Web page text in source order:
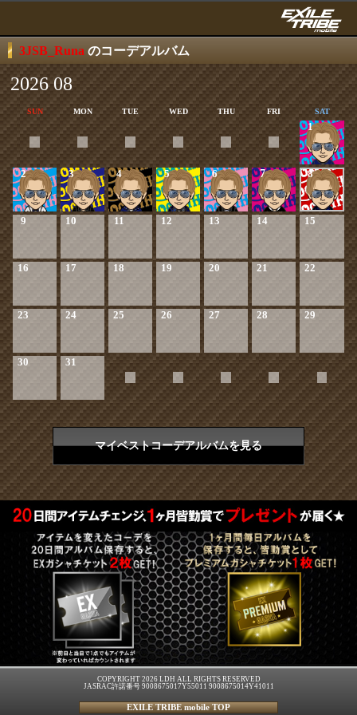
3JSB_Runa のコーデアルバム
2026 08
SUN MON TUE WED THU FRI SAT
1
2 3 4 5 6 7 8
9 10 11 12 13 14 15
16 17 18 19 20 21 22
23 24 25 26 27 28 29
30 31
マイベストコーデアルバムを見る
COPYRIGHT 2026 LDH ALL RIGHTS RESERVED
JASRAC許諾番号 9008675017Y55011 9008675014Y41011
EXILE TRIBE mobile TOP